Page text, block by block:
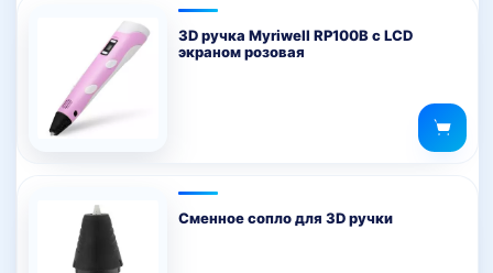
3D ручка Myriwell RP100B с LCD
экраном розовая
Сменное сопло для 3D ручки